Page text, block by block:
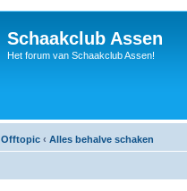
Schaakclub Assen
Het forum van Schaakclub Assen!
Offtopic ‹ Alles behalve schaken